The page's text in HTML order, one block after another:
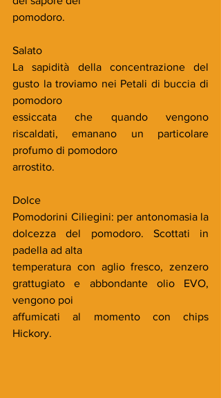
pomodoro.
Salato
La sapidità della concentrazione del
gusto la troviamo nei Petali di buccia di
pomodoro
essiccata che quando vengono
riscaldati, emanano un particolare
profumo di pomodoro
arrostito.
Dolce
Pomodorini Ciliegini: per antonomasia la
dolcezza del pomodoro. Scottati in
padella ad alta
temperatura con aglio fresco, zenzero
grattugiato e abbondante olio EVO,
vengono poi
affumicati al momento con chips
Hickory.